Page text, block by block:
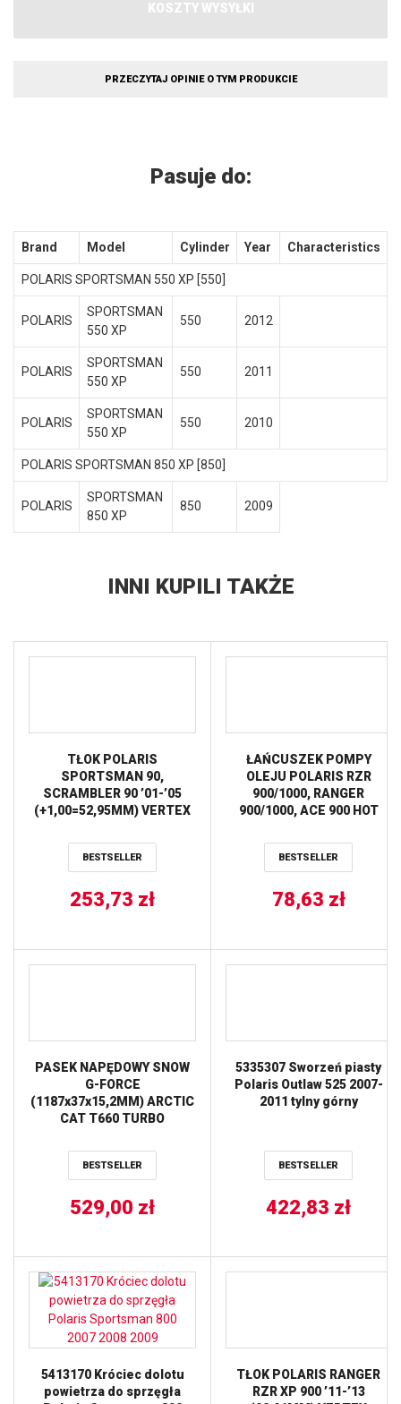
KOSZTY WYSYŁKI
PRZECZYTAJ OPINIE O TYM PRODUKCIE
Pasuje do:
Brand Model Cylinder Year Characteristics
POLARIS SPORTSMAN 550 XP [550]
POLARIS
SPORTSMAN
550 XP
550 2012
POLARIS
SPORTSMAN
550 XP
550 2011
POLARIS
SPORTSMAN
550 XP
550 2010
POLARIS SPORTSMAN 850 XP [850]
POLARIS
SPORTSMAN
850 XP
850 2009
INNI KUPILI TAKŻE
TŁOK POLARIS
SPORTSMAN 90,
SCRAMBLER 90 ’01-’05
(+1,00=52,95MM) VERTEX
BESTSELLER
253,73 zł
ŁAŃCUSZEK POMPY
OLEJU POLARIS RZR
900/1000, RANGER
900/1000, ACE 900 HOT
BESTSELLER
78,63 zł
PASEK NAPĘDOWY SNOW
G-FORCE
(1187x37x15,2MM) ARCTIC
CAT T660 TURBO
’07-’18, 700
DRAGON/FUSION/RMK 06-
SP/RMK/PRO-
RMK/SWITCHBACK 08-16,
FUSION/RMK/SWITCHBACK
06 (44G4553) GATES
BESTSELLER
529,00 zł
5335307 Sworzeń piasty
Polaris Outlaw 525 2007-
2011 tylny górny
BESTSELLER
422,83 zł
5413170 Króciec dolotu
powietrza do sprzęgła
TŁOK POLARIS RANGER
RZR XP 900 ’11-’13